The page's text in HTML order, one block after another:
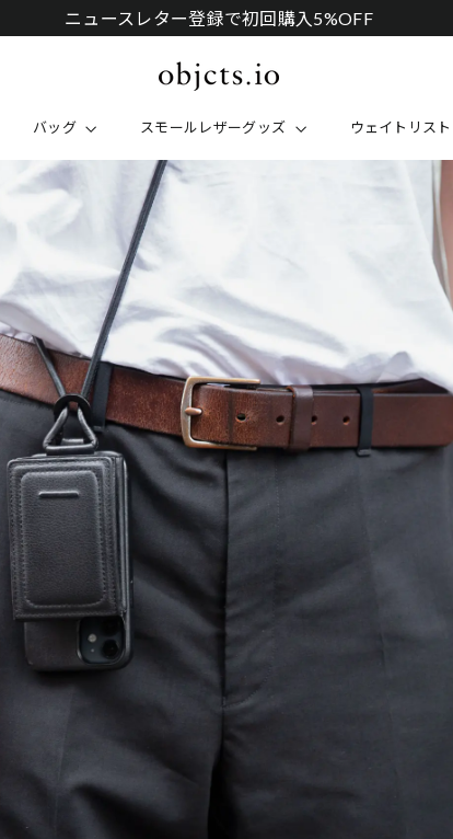
POP-UP STORE 阪急うめだ本店：8/12(水)~8/25(火)
バッグ スモールレザーグッズ ウェイトリスト